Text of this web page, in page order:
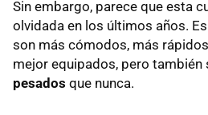
Sin embargo, parece que esta
olvidada en los últimos años.
son más cómodos, más
mejor equipados, pero también
pesados que nunca.